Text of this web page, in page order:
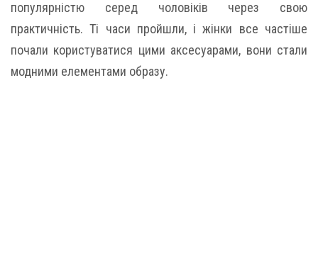
популярністю серед чоловіків через свою
практичність. Ті часи пройшли, і жінки все частіше
почали користуватися цими аксесуарами, вони стали
модними елементами образу.